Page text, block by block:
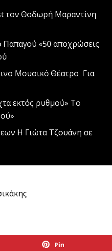
τον Θοδωρή Μαραντίνη
Παπαγού «50 αποχρώσεις
Μουσικό Θέατρο Για
εκτός ρυθμού» To
Η Γιώτα Τζουάνη σε
Pin